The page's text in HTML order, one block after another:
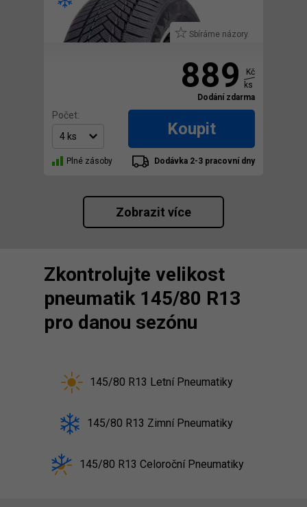
Sbíráme názory.
889
Kč
ks
Dodání zdarma
Počet:
Koupit
Plné zásoby Dodávka 2-3 pracovní dny
Zobrazit více
Zkontrolujte velikost
pneumatik 145/80 R13
pro danou sezónu
145/80 R13 Letní Pneumatiky
145/80 R13 Zimní Pneumatiky
145/80 R13 Celoroční Pneumatiky